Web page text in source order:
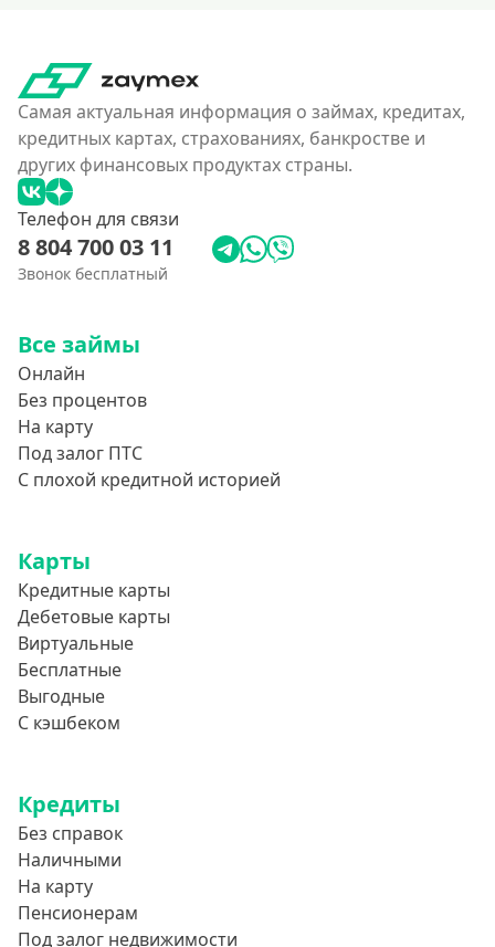
Самая актуальная информация о займах, кредитах,
кредитных картах, страхованиях, банкростве и
других финансовых продуктах страны.
Телефон для связи
8 804 700 03 11
Звонок бесплатный
Все займы
Онлайн
Без процентов
На карту
Под залог ПТС
С плохой кредитной историей
Карты
Кредитные карты
Дебетовые карты
Виртуальные
Бесплатные
Выгодные
С кэшбеком
Кредиты
Без справок
Наличными
На карту
Пенсионерам
Под залог недвижимости